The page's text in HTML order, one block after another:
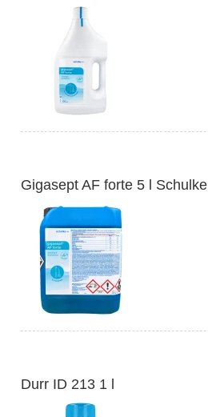
Gigasept AF forte 5 l Schulke
Durr ID 213 1 l